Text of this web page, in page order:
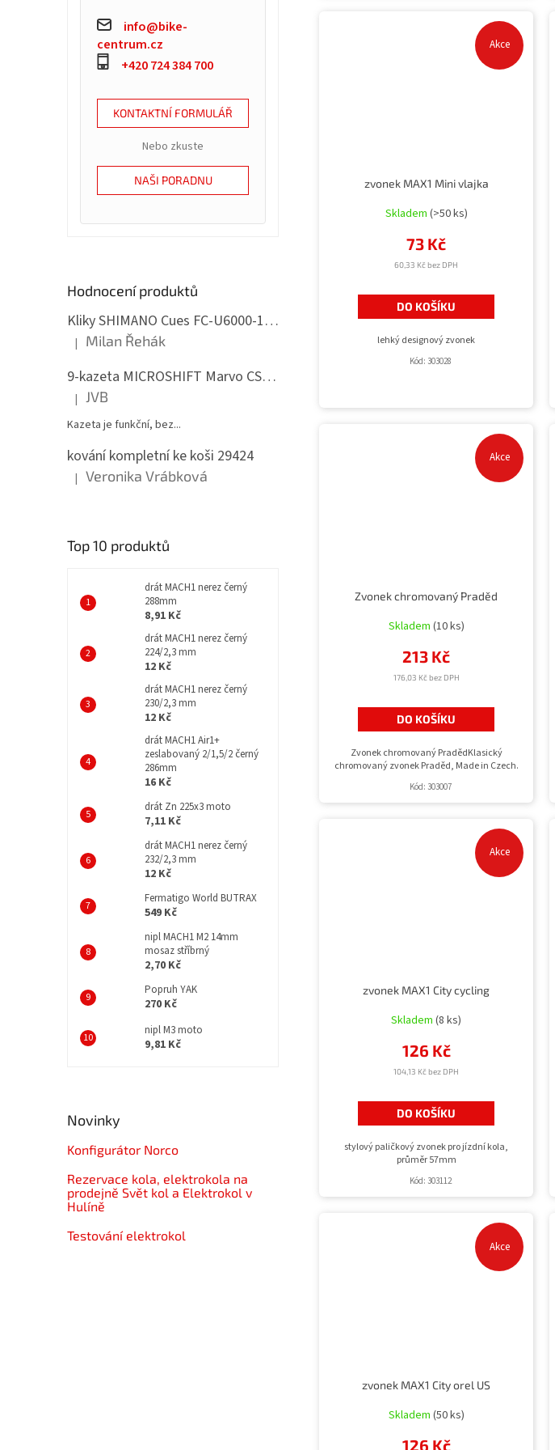
info@bike-
centrum.cz
+420 724 384 700
KONTAKTNÍ FORMULÁŘ
Nebo zkuste
NAŠI PORADNU
Hodnocení produktů
Kliky SHIMANO Cues FC-U6000-1, 175mm, 32 zubům, s ložisky, 11,10,9 speed
Hodnocení produktu je 5 z 5 hvězdiček.
| Milan Řehák
9-kazeta MICROSHIFT Marvo CS-H092 11-36 zubů
Hodnocení produktu je 5 z 5 hvězdiček.
| JVB
Kazeta je funkční, bez...
kování kompletní ke koši 29424
Hodnocení produktu je 5 z 5 hvězdiček.
| Veronika Vrábková
Top 10 produktů
drát MACH1 nerez černý
288mm
8,91 Kč
drát MACH1 nerez černý
224/2,3 mm
12 Kč
drát MACH1 nerez černý
230/2,3 mm
12 Kč
drát MACH1 Air1+
zeslabovaný 2/1,5/2 černý
286mm
16 Kč
drát Zn 225x3 moto
7,11 Kč
drát MACH1 nerez černý
232/2,3 mm
12 Kč
Fermatigo World BUTRAX
549 Kč
nipl MACH1 M2 14mm
mosaz stříbrný
2,70 Kč
Popruh YAK
270 Kč
nipl M3 moto
9,81 Kč
Novinky
Konfigurátor Norco
Rezervace kola, elektrokola na
prodejně Svět kol a Elektrokol v
Hulíně
Testování elektrokol
Akce
zvonek MAX1 Mini vlajka
Skladem (>50 ks)
60,33 Kč bez DPH
73 Kč
DO KOŠÍKU
lehký designový zvonek
Kód: 303028
Akce
Zvonek chromovaný Praděd
Skladem (10 ks)
176,03 Kč bez DPH
213 Kč
DO KOŠÍKU
Zvonek chromovaný PradědKlasický
chromovaný zvonek Praděd, Made in Czech.
Kód: 303007
Akce
zvonek MAX1 City cycling
Skladem(8 ks)
104,13 Kč bez DPH
126 Kč
DO KOŠÍKU
stylový paličkový zvonek pro jízdní kola,
průměr 57mm
Kód: 303112
Akce
zvonek MAX1 City orel US
Skladem (50 ks)
126 Kč